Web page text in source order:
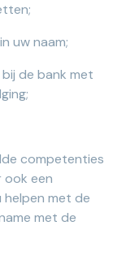
uw naam;
de bank met
competenties
ook een
helpen met de
met de